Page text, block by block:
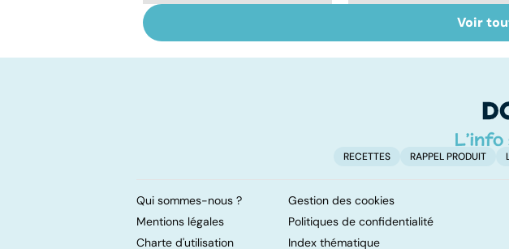
infections
Inflammation des
amygdales : que
Voir
RECETTES RAPPEL PRODUIT
Qui sommes-nous ?
Gestion des cookies
Mentions légales
Politiques de confidentialité
Charte d'utilisation
Index thématique